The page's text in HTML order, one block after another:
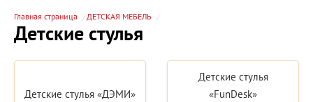
Главная страница ДЕТСКАЯ МЕБЕЛЬ
Детские стулья
Детские стулья «ДЭМИ»
Детские стулья
«FunDesk»